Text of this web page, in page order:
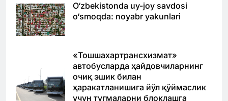
O‘zbekistonda uy-joy savdosi
o‘smoqda: noyabr yakunlari
«Тошшахартрансхизмат»
автобусларда ҳайдовчиларнинг
очиқ эшик билан
ҳаракатланишига йўл қўймаслик
учун тугмаларни блоклашга